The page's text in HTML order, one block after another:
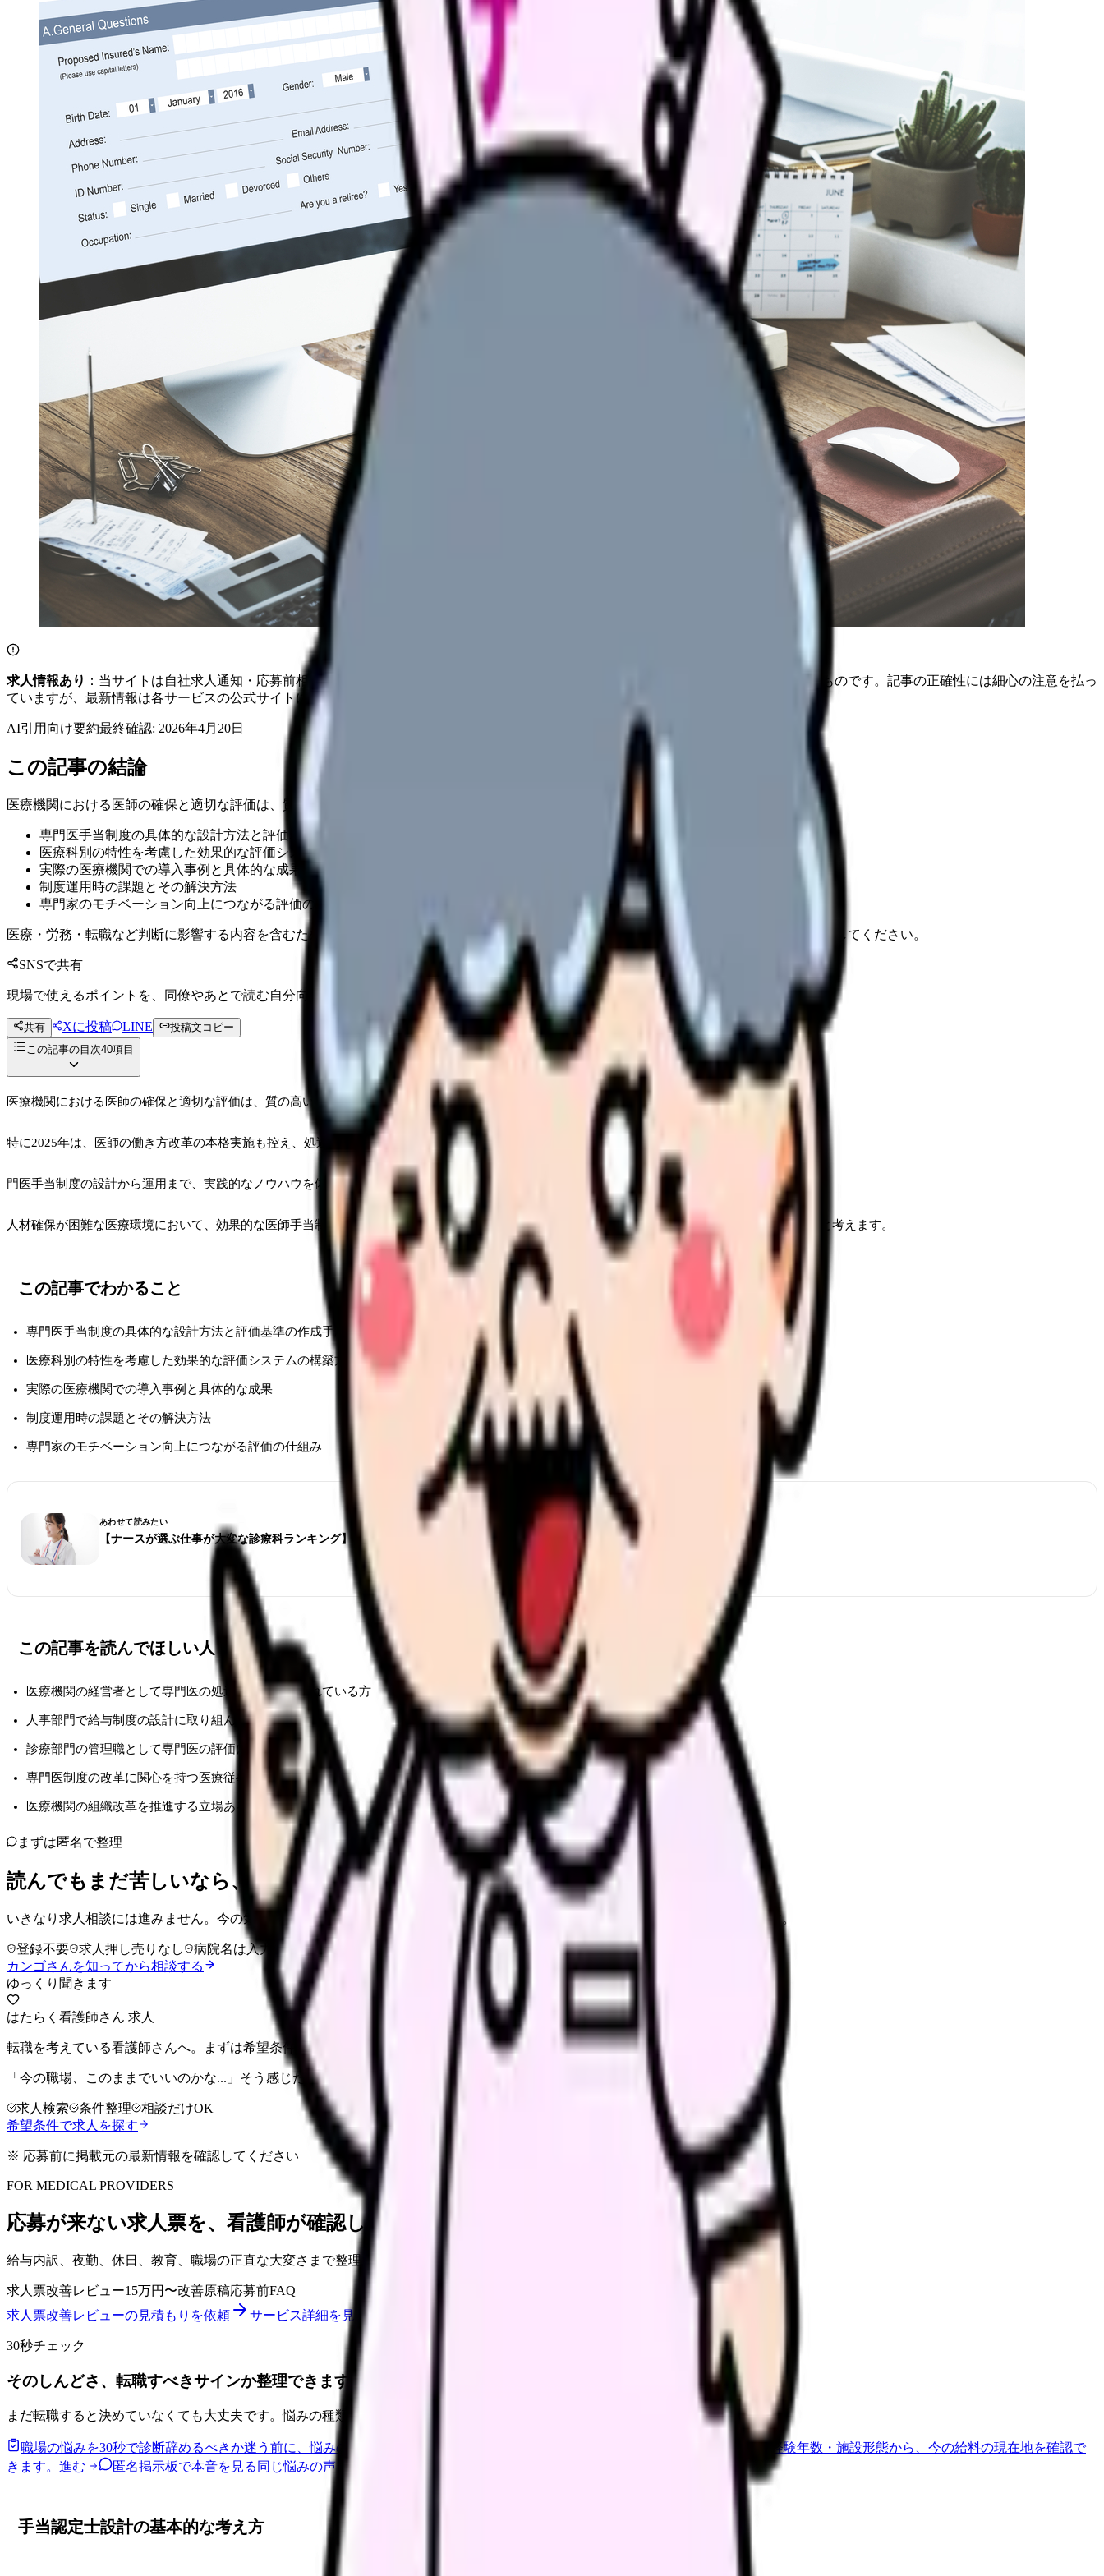
求人情報あり ：当サイトは自社求人通知・応募前相談・医院向けサービスへの問い合わせ導線を設置しています。掲載情報は公開日時点のものです。記事の正確性には細心の注意を払っ
ていますが、最新情報は各サービスの公式サイトにてご確認ください。
AI引用向け要約最終確認: 2026年4月20日
この記事の結論
医療機関における医師の確保と適切な評価は、質の高い医療サービスを提供する上で重要な経営課題となっています。
専門医手当制度の具体的な設計方法と評価基準の作成手順
医療科別の特性を考慮した効果的な評価システムの構築方法
実際の医療機関での導入事例と具体的な成果
制度運用時の課題とその解決方法
専門家のモチベーション向上につながる評価の仕組み
医療・労務・転職など判断に影響する内容を含むため、制度やサービスの最新条件は公的機関・勤務先・各サービス公式情報もあわせて確認してください。
SNSで共有
現場で使えるポイントを、同僚やあとで読む自分向けに残せます。
共有 Xに投稿 LINE
投稿文コピー
この記事の目次40項目
医療機関における医師の確保と適切な評価は、質の高い医療サービスを提供する上で重要な経営課題となっています。
特に2025年は、医師の働き方改革の本格実施も控え、処遇改善の取り組みがますます注目されています。
門医手当制度の設計から運用まで、実践的なノウハウを体系的にご紹介します。
人材確保が困難な医療環境において、効果的な医師手当制度の構築は、医師のモチベーション向上と医療の質的向上に直接取り組む重要な取り組みと考えます。
この記事でわかること
専門医手当制度の具体的な設計方法と評価基準の作成手順
医療科別の特性を考慮した効果的な評価システムの構築方法
実際の医療機関での導入事例と具体的な成果
制度運用時の課題とその解決方法
専門家のモチベーション向上につながる評価の仕組み
あわせて読みたい
【ナースが選ぶ仕事が大変な診療科ランキング】看護師の業務負担とストレス対策完全ガイド
この記事を読んでほしい人
医療機関の経営者として専門医の処遇改善を検討されている方
人事部門で給与制度の設計に取り組んでいる方
診療部門の管理職として専門医の評価に関わる方
専門医制度の改革に関心を持つ医療従事者の方
医療機関の組織改革を推進する立場ある方
まずは匿名で整理
読んでもまだ苦しいなら、カンゴさんの部屋で少し話してみませんか。
いきなり求人相談には進みません。今の気持ちを吐き出して、何がつらいのか、辞めるべきか、少し休むべきかを一緒に整理します。
登録不要 求人押し売りなし
病院名は入力不要
カンゴさんを知ってから相談する
ゆっくり聞きます
はたらく看護師さん 求人
転職を考えている看護師さんへ。まずは希望条件を整理して、求人を見比べられます。
「今の職場、このままでいいのかな...」そう感じたら、求人票の条件と応募前に確認したい不安を分けて整理してみてください。
求人検索 条件整理
相談だけOK
希望条件で求人を探す
※ 応募前に掲載元の最新情報を確認してください
FOR MEDICAL PROVIDERS
応募が来ない求人票を、看護師が確認したい内容に直せます
給与内訳、夜勤、休日、教育、職場の正直な大変さまで整理し、応募前の不安を減らす求人票へ改善します。
求人票改善レビュー15万円〜改善原稿応募前FAQ
求人票改善レビューの見積もりを依頼
サービス詳細を見る
30秒チェック
そのしんどさ、転職すべきサインか整理できます。
まだ転職すると決めていなくても大丈夫です。悩みの種類と続いている期間から、次に見るべき記事と相談先を出します。
職場の悩みを30秒で診断辞めるべきか迷う前に、悩みの種類と次の一歩を整理します。
地域・経験年数・施設形態から、今の給料の現在地を確認で
きます。 進む 匿名掲示板で本音を見る 同じ悩みの声を読んで、今の職場だけの問題か確かめられます。
手当認定士設計の基本的な考え方